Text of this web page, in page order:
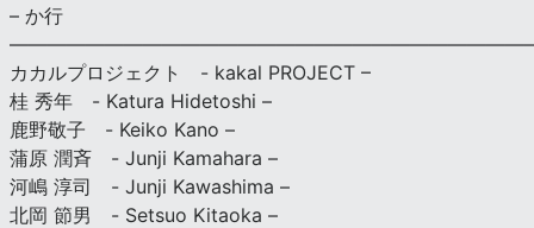
– か行
カカルプロジェクト - kakal PROJECT –
桂 秀年 - Katura Hidetoshi –
鹿野敬子 - Keiko Kano –
蒲原 潤斉 - Junji Kamahara –
河嶋 淳司 - Junji Kawashima –
北岡 節男 - Setsuo Kitaoka –